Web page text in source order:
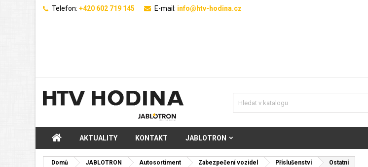
Telefon: +420 602 719 145 E-mail: info@htv-hodina.cz
AKTUALITY KONTAKT JABLOTRON
Domů JABLOTRON Autosortiment Zabezpečení vozidel Příslušenství Ostatní